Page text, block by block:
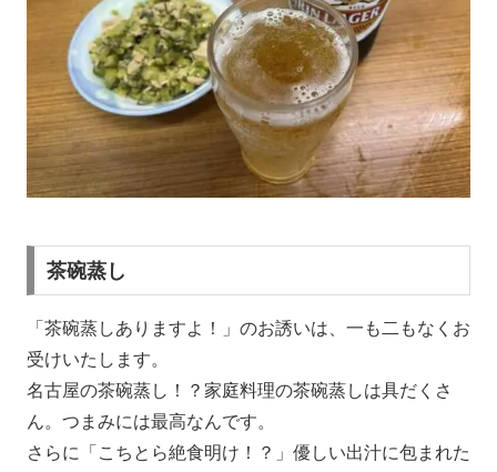
茶碗蒸し
「茶碗蒸しありますよ！」のお誘いは、一も二もなくお
受けいたします。
名古屋の茶碗蒸し！？家庭料理の茶碗蒸しは具だくさ
ん。つまみには最高なんです。
さらに「こちとら絶食明け！？」優しい出汁に包まれた